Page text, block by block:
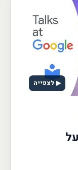
▶ לצפייה